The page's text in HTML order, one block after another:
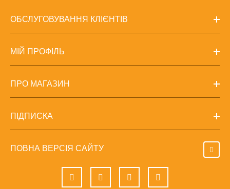
ОБСЛУГОВУВАННЯ КЛІЄНТІВ
МІЙ ПРОФІЛЬ
ПРО МАГАЗИН
ПІДПИСКА
ПОВНА ВЕРСІЯ САЙТУ